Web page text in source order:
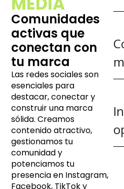
Comunidades
activas que
conectan con
tu marca
Las redes sociales son
esenciales para
destacar, conectar y
construir una marca
sólida. Creamos
contenido atractivo,
gestionamos tu
comunidad y
potenciamos tu
presencia en Instagram,
Facebook, TikTok y